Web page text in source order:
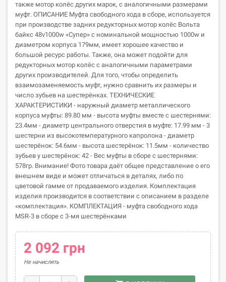
также мотор колёс других марок, с аналогичными размерами
муфт. ОПИСАНИЕ Муфта свободного хода в сборе, используется
при производстве задних редукторных мотор колёс Вольта
байкс 48v1000w «Супер» с номинальной мощностью 1000w и
диаметром корпуса 179мм, имеет хорошее качество и
большой ресурс работы. Также, она может подойти для
редукторных мотор колёс с аналогичными параметрами
других производителей. Для того, чтобы определить
взаимозаменяемость муфт, нужно сравнить их размеры и
число зубьев на шестерёнках. ТЕХНИЧЕСКИЕ
ХАРАКТЕРИСТИКИ - наружный диаметр металлического
корпуса муфты: 89.80 мм - высота муфты вместе с шестернями:
23.4мм - диаметр центрального отверстия в муфте: 17.99 мм - 3
шестерни из высокотемпературного капролона - диаметр
шестерёнок: 54.6мм - высота шестерёнок: 11.5мм - количество
зубьев у шестерёнок: 42 - Вес муфты в сборе с шестернями:
578гр. Внимание! Фото товара даёт общее представление о его
внешнем виде и может отличаться в деталях, либо по
цветовой гамме от продаваемого изделия. Комплектация
изделия производится в соответствии с описанием в разделе
«комплектация». КОМПЛЕКТАЦИЯ - муфта свободного хода
MSR-3 в сборе с 3-мя шестерёнками
2 092 грн
Не начислять